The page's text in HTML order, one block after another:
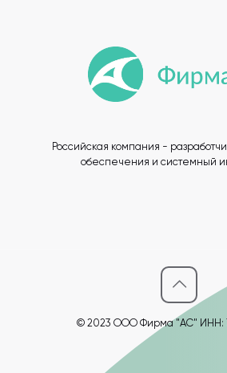
Российская компания -
обеспечения и системный
© 2023 ООО Фирма "АС" ИНН: